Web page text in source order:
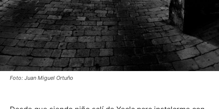
Foto: Juan Miguel Ortuño